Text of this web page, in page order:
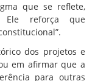
que se reflete,
Ele reforça que
dos projetos e
em afirmar que a
para outras